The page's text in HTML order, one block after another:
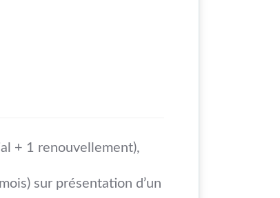
+ 1 renouvellement),
sur présentation d’un